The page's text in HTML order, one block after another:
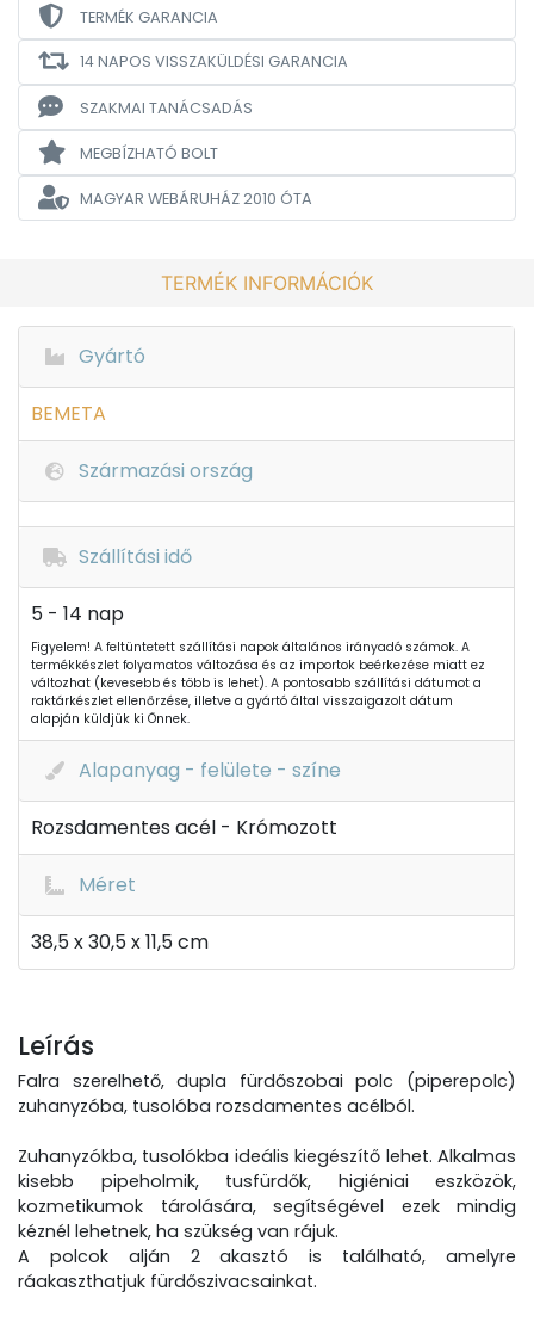
TERMÉK GARANCIA
14 NAPOS VISSZAKÜLDÉSI GARANCIA
SZAKMAI TANÁCSADÁS
MEGBÍZHATÓ BOLT
MAGYAR WEBÁRUHÁZ2010 ÓTA
TERMÉK INFORMÁCIÓK
Gyártó
BEMETA
Származási ország
Szállítási idő
5 - 14 nap
Figyelem! A feltüntetett szállítási napok általános irányadó számok. A
termékkészlet folyamatos változása és az importok beérkezése miatt ez
változhat (kevesebb és több is lehet). A pontosabb szállítási dátumot a
raktárkészlet ellenőrzése, illetve a gyártó által visszaigazolt dátum
alapján küldjük ki Önnek.
Alapanyag - felülete - színe
Rozsdamentes acél - Krómozott
Méret
38,5 x 30,5 x 11,5 cm
Leírás
Falra szerelhető, dupla fürdőszobai polc (piperepolc)
zuhanyzóba, tusolóba rozsdamentes acélból.
Zuhanyzókba, tusolókba ideális kiegészítő lehet. Alkalmas
kisebb pipeholmik, tusfürdők, higiéniai eszközök,
kozmetikumok tárolására, segítségével ezek mindig
kéznél lehetnek, ha szükség van rájuk.
A polcok alján 2 akasztó is található, amelyre
ráakaszthatjuk fürdőszivacsainkat.